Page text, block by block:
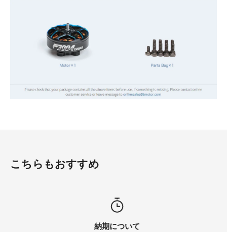
こちらもおすすめ
納期について